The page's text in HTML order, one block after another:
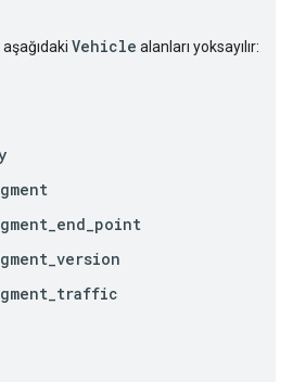
Vehicle alanları yoksayılır: